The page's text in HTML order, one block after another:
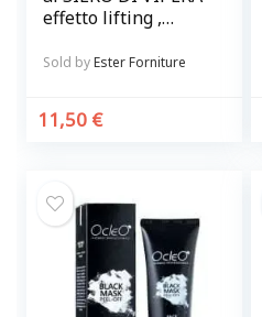
effetto lifting ,
Sold byEster Forniture
11,50 €